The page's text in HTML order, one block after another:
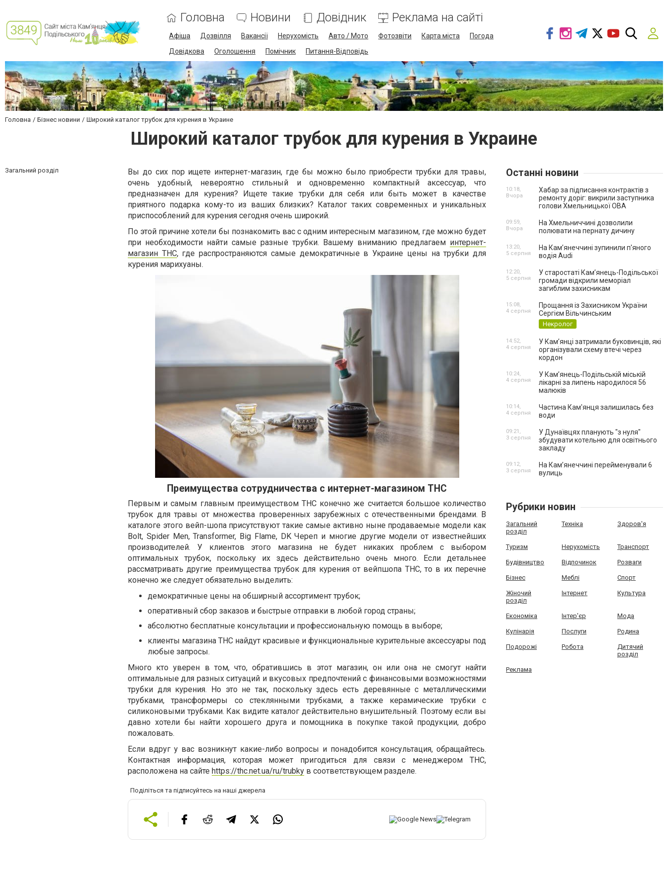
Головна Новини Довідник Реклама на сайті
Афіша Дозвілля Вакансії Нерухомість Авто / Мото Фотозвіти Карта міста
Погода
Довідкова
Оголошення Помічник Питання-Відповідь
Головна Бізнес новини Широкий каталог трубок для курения в Украине
Широкий каталог трубок для курения в Украине
Загальний розділ
Вы до сих пор ищете интернет-магазин, где бы можно было приобрести трубки для травы,
очень удобный, невероятно стильный и одновременно компактный аксессуар, что
предназначен для курения? Ищете такие трубки для себя или быть может в качестве
приятного подарка кому-то из ваших близких? Каталог таких современных и уникальных
приспособлений для курения сегодня очень широкий.
По этой причине хотели бы познакомить вас с одним интересным магазином, где можно будет
при необходимости найти самые разные трубки. Вашему вниманию предлагаем интернет-
магазин THC, где распространяются самые демократичные в Украине цены на трубки для
курения марихуаны.
Преимущества сотрудничества с интернет-магазином ТНС
Первым и самым главным преимуществом ТНС конечно же считается большое количество
трубок для травы от множества проверенных зарубежных с отечественными брендами. В
каталоге этого вейп-шопа присутствуют такие самые активно ныне продаваемые модели как
Bolt, Spider Men, Transformer, Big Flame, DK Череп и многие другие модели от известнейших
производителей. У клиентов этого магазина не будет никаких проблем с выбором
оптимальных трубок, поскольку их здесь действительно очень много. Если детальнее
рассматривать другие преимущества трубок для курения от вейпшопа ТНС, то в их перечне
конечно же следует обязательно выделить:
демократичные цены на обширный ассортимент трубок;
оперативный сбор заказов и быстрые отправки в любой город страны;
абсолютно бесплатные консультации и профессиональную помощь в выборе;
клиенты магазина ТНС найдут красивые и функциональные курительные аксессуары под
любые запросы.
Много кто уверен в том, что, обратившись в этот магазин, он или она не смогут найти
оптимальные для разных ситуаций и вкусовых предпочтений с финансовыми возможностями
трубки для курения. Но это не так, поскольку здесь есть деревянные с металлическими
трубками, трансформеры со стеклянными трубками, а также керамические трубки с
силиконовыми трубками. Как видите каталог действительно внушительный. Поэтому если вы
давно хотели бы найти хорошего друга и помощника в покупке такой продукции, добро
пожаловать.
Если вдруг у вас возникнут какие-либо вопросы и понадобится консультация, обращайтесь.
Контактная информация, которая может пригодиться для связи с менеджером ТНС,
расположена на сайте https://thc.net.ua/ru/trubky в соответствующем разделе.
Поділіться та підписуйтесь на наші джерела
Останні новини
Хабар за підписання контрактів з
ремонту доріг: викрили заступника
голови Хмельницької ОВА
10:18,
Вчора
На Хмельниччині дозволили
полювати на пернату дичину
09:59,
Вчора
На Камʼянеччині зупинили п'яного
водія Audi
13:20,
5 серпня
У старостаті Кам’янець-Подільської
громади відкрили меморіал
загиблим захисникам
12:20,
5 серпня
Прощання із Захисником України
Сергієм Вільчинським
Некролог
15:08,
4 серпня
У Кам’янці затримали буковинців, які
організували схему втечі через
кордон
14:52,
4 серпня
У Кам’янець-Подільській міській
лікарні за липень народилося 56
малюків
10:24,
4 серпня
Частина Кам'янця залишилась без
води
10:14,
4 серпня
У Дунаївцях планують "з нуля"
збудувати котельню для освітнього
закладу
09:21,
3 серпня
На Камʼянеччині перейменували 6
вулиць
09:12,
3 серпня
Рубрики новин
Загальний
розділ
Техніка Здоров'я
Туризм Нерухомість Транспорт
Будівництво Відпочинок Розваги
Бізнес Меблі Спорт
Жіночий
розділ
Інтернет Культура
Економіка Інтер'єр Мода
Кулінарія Послуги Родина
Подорожі Робота
Дитячий
розділ
Реклама